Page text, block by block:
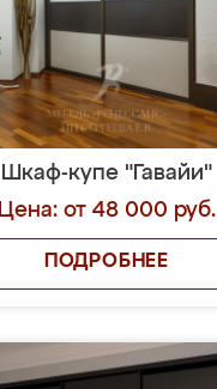
Шкаф-купе "Гавайи"
Цена: от 48 000 руб.
ПОДРОБНЕЕ